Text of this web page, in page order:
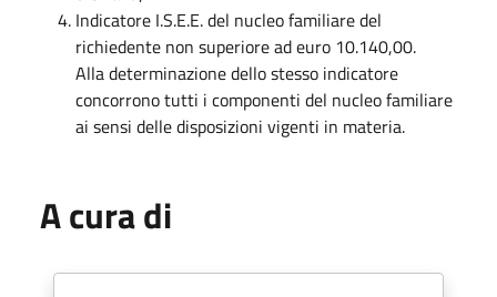
Indicatore I.S.E.E. del nucleo familiare del
richiedente non superiore ad euro 10.140,00.
Alla determinazione dello stesso indicatore
concorrono tutti i componenti del nucleo familiare
ai sensi delle disposizioni vigenti in materia.
A cura di